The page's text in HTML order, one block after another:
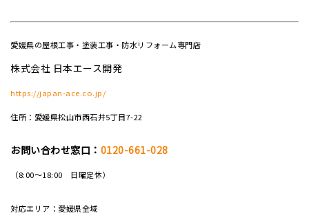
愛媛県の屋根工事・塗装工事・防水リフォーム専門店
株式会社 日本エース開発
https://japan-ace.co.jp/
住所：愛媛県松山市西石井5丁目7-22
お問い合わせ窓口： 0120-661-028
（8:00～18:00 日曜定休）
対応エリア：愛媛県全域